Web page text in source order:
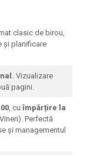
clasic de birou,
și planificare
Vizualizare
pagini.
, cuîmpărțire la
Perfectă
și managementul